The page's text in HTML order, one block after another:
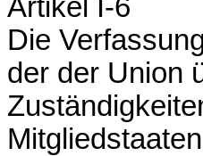
Artikel I-6
Die
der der Union